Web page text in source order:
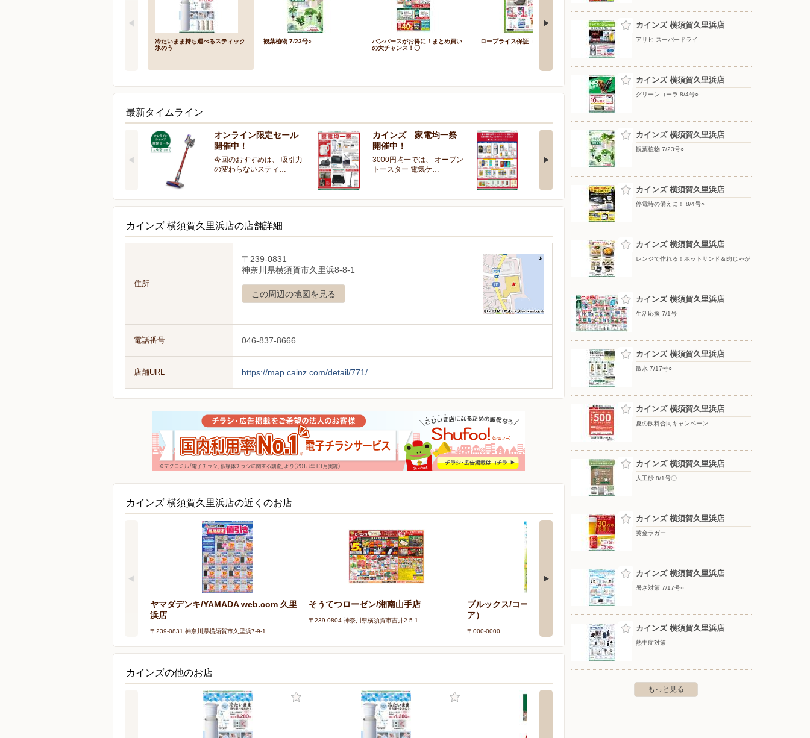
冷たいまま持ち運べるスティック
氷のう
観葉植物 7/23号○
パンパースがお得に！まとめ買い
の大チャンス！〇
ロープライス保証□
レンジで作れる！ホットサンド＆
肉じゃが
最新タイムライン
オンライン限定セール
開催中！
今回のおすすめは、 吸引力
の変わらないスティ…
カインズ 家電均一祭
開催中！
3000円均一では、 オーブン
トースター 電気ケ…
夏の酒類合同キャンペ
夏の酒類合同キャンペーン
開催中！ 抽選で最大…
カインズ 横須賀久里浜店の店舗詳細
住所
〒239-0831
神奈川県横須賀市久里浜8-8-1
この周辺の地図を見る
電話番号 046-837-8666
店舗URL https://map.cainz.com/detail/771/
カインズ 横須賀久里浜店の近くのお店
ヤマダデンキ/YAMADA web.com 久里
浜店
〒239-0831 神奈川県横須賀市久里浜7-9-1
そうてつローゼン/湘南山手店
〒239-0804 神奈川県横須賀市吉井2-5-1
ブルックス/コーヒー通販（神奈川エリ
ア）
〒000-0000
カインズの他のお店
カインズ 横須賀久里浜店
アサヒ スーパードライ
カインズ 横須賀久里浜店
グリーンコーラ 8/4号○
カインズ 横須賀久里浜店
観葉植物 7/23号○
カインズ 横須賀久里浜店
停電時の備えに！ 8/4号○
カインズ 横須賀久里浜店
レンジで作れる！ホットサンド＆肉じゃが
カインズ 横須賀久里浜店
生活応援 7/1号
カインズ 横須賀久里浜店
散水 7/17号○
カインズ 横須賀久里浜店
夏の飲料合同キャンペーン
カインズ 横須賀久里浜店
人工砂 8/1号〇
カインズ 横須賀久里浜店
黄金ラガー
カインズ 横須賀久里浜店
暑さ対策 7/17号○
カインズ 横須賀久里浜店
熱中症対策
もっと見る